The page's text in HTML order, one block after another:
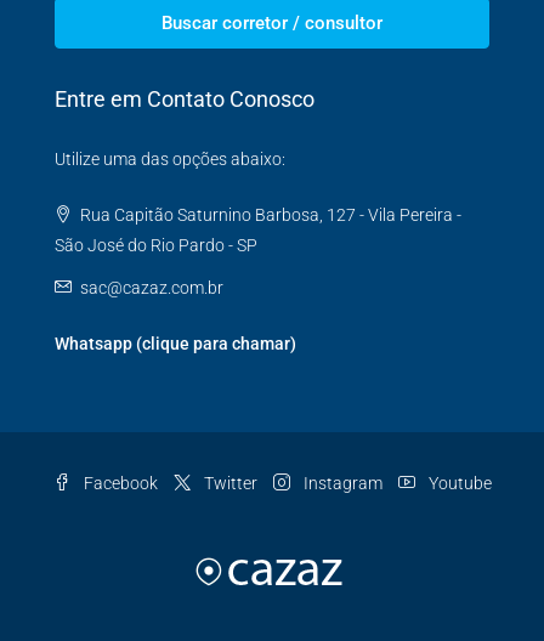
Buscar corretor / consultor
Entre em Contato Conosco
Utilize uma das opções abaixo:
Rua Capitão Saturnino Barbosa, 127 - Vila Pereira -
São José do Rio Pardo - SP
sac@cazaz.com.br
Whatsapp (clique para chamar)
Facebook Twitter Instagram Youtube